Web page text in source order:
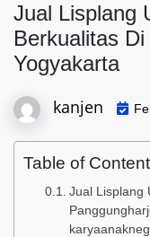
Jual Lisplang
Berkualitas
Yogyakarta
kanjen
Table of
Jual Lisplang